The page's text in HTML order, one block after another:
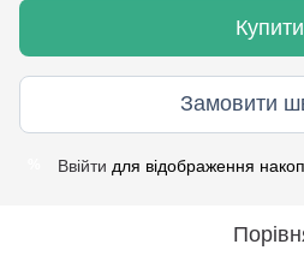
Купити
Замовити
Ввійти для відображення